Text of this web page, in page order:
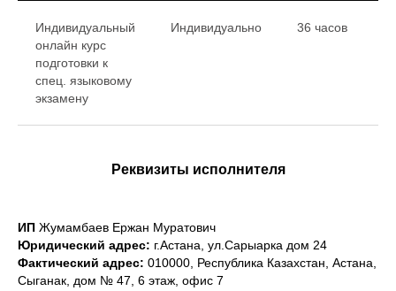
Индивидуальный
онлайн курс
подготовки к
спец. языковому
экзамену
Индивидуально 36 часов
Реквизиты исполнителя
ИП Жумамбаев Ержан Муратович
Юридический адреc: г.Астана, ул.Сарыарка дом 24
Фактический адрес: 010000, Республика Казахстан, Астана,
Сыганак, дом № 47, 6 этаж, офис 7